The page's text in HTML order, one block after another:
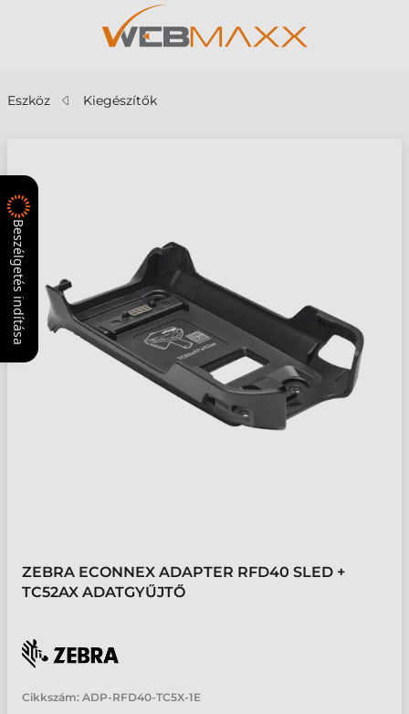
Eszköz Kiegészítők
ZEBRA ECONNEX ADAPTER RFD40 SLED +
TC52AX ADATGYŰJTŐ
Cikkszám: ADP-RFD40-TC5X-1E
Beszélgetés indítása